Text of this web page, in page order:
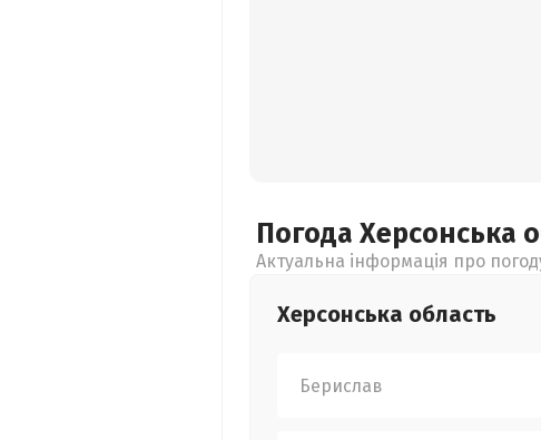
Погода Херсонська
Актуальна інформація про
Херсонська область
Берислав